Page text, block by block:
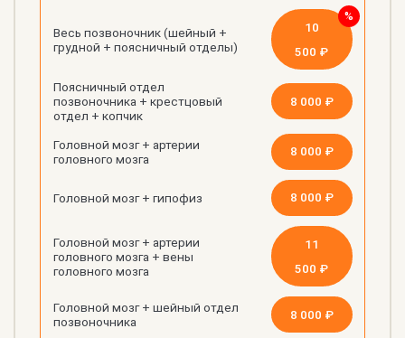
Весь позвоночник (шейный +
грудной + поясничный отделы)
10
500 ₽
Поясничный отдел
позвоночника + крестцовый
отдел + копчик
8 000 ₽
Головной мозг + артерии
головного мозга
8 000 ₽
Головной мозг + гипофиз 8 000 ₽
Головной мозг + артерии
головного мозга + вены
головного мозга
11
500 ₽
Головной мозг + шейный отдел
позвоночника
8 000 ₽